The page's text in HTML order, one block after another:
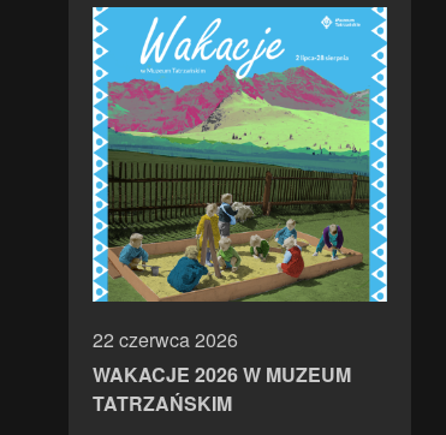
22 czerwca 2026
WAKACJE 2026 W MUZEUM
TATRZAŃSKIM